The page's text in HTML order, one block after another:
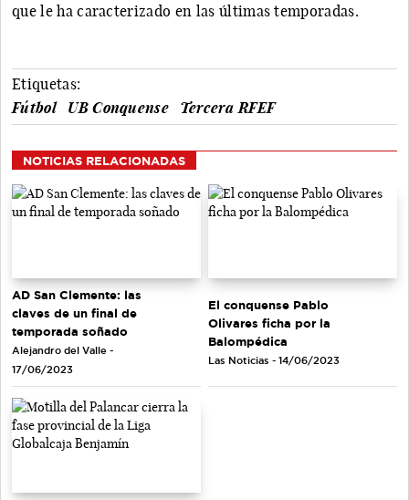
que le ha caracterizado en las últimas temporadas.
Etiquetas:
Fútbol
UB Conquense Tercera RFEF
NOTICIAS RELACIONADAS
AD San Clemente: las
claves de un final de
temporada soñado
Alejandro del Valle -
17/06/2023
El conquense Pablo
Olivares ficha por la
Balompédica
Las Noticias - 14/06/2023